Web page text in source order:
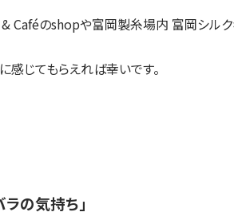
Caféのshopや富岡製糸場内 富岡シル
じてもらえれば幸いです。
ラの気持ち」